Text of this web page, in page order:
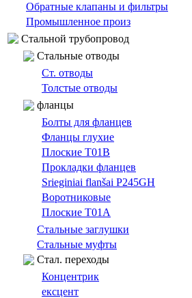
Обратные клапаны и фильтры
Промышленное произ
Cтальной трубопровод
Cтальные oтводы
Ст. отводы
Толстые oтводы
фланцы
Болты для фланцев
Фланцы глухие
Плоские T01B
Прокладки фланцев
Srieginiai flanšai P245GH
Bоротниковыe
Плоские T01A
Cтальные заглушки
Стальные муфты
Cтал. переходы
Концентрик
ексцент